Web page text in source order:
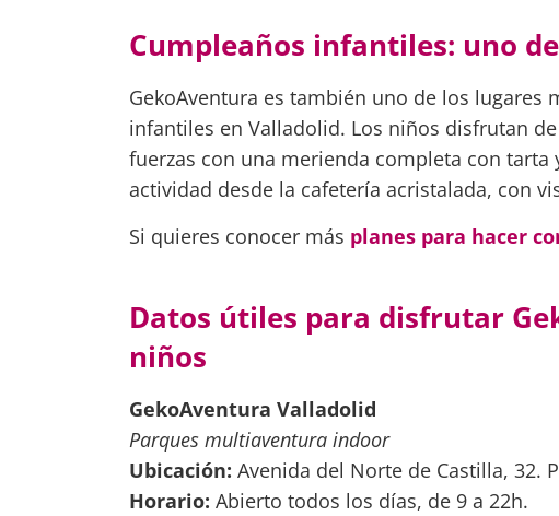
Cumpleaños infantiles: uno
GekoAventura es también uno de los
infantiles en Valladolid. Los niños disfrutan
fuerzas con una merienda completa con tarta
actividad desde la cafetería acristalada, con
Si quieres conocer más planes para hacer
Datos útiles para disfrutar
niños
GekoAventura Valladolid
Parques multiaventura indoor
Ubicación: Avenida del Norte de Castilla, 32.
Horario: Abierto todos los días, de 9 a 22h.